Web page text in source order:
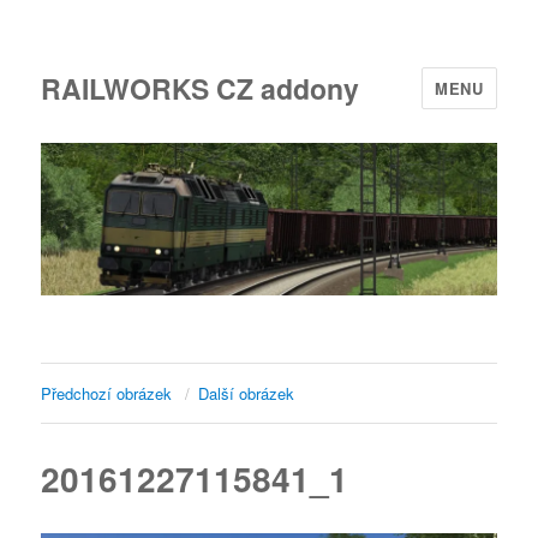
RAILWORKS CZ addony MENU
Předchozí obrázek Další obrázek
20161227115841_1